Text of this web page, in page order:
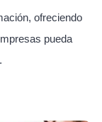
ofreciendo
pueda
.